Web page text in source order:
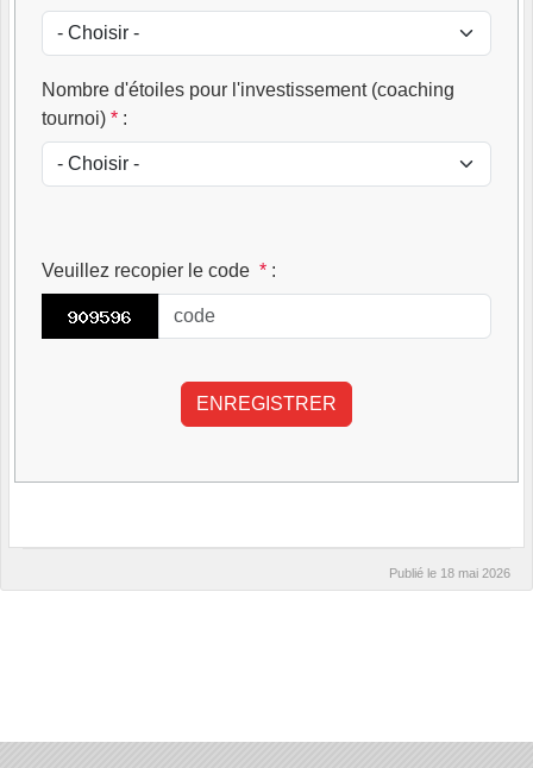
Nombre d'étoiles pour l'investissement (coaching
tournoi) * :
Veuillez recopier le code * :
Publié le 18 mai 2026